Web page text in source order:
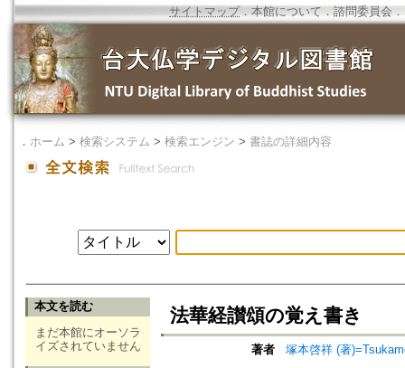
サイトマップ．本館について ． 諮問委員会 ．
． ホーム > 検索システム > 検索エンジン > 書誌の詳細内容
本文を読む
まだ本館にオーソラ
イズされていません
法華経讃頌の覚え書き
著者
塚本啓祥 (著